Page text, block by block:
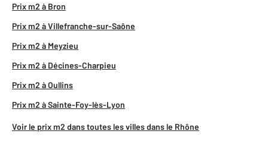
Prix m2 à Bron
Prix m2 à Villefranche-sur-Saône
Prix m2 à Meyzieu
Prix m2 à Décines-Charpieu
Prix m2 à Oullins
Prix m2 à Sainte-Foy-lès-Lyon
Voir le prix m2 dans toutes les villes dans le Rhône